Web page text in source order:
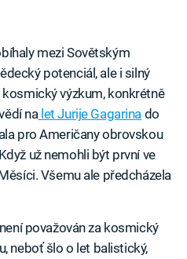
mezi Sovětským
potenciál, ale i silný
výzkum, konkrétně
na let Jurije Gagarina do
pro Američany obrovskou
už nemohli být první ve
Všemu ale předcházela
považován za kosmický
neboť šlo o let balistický,